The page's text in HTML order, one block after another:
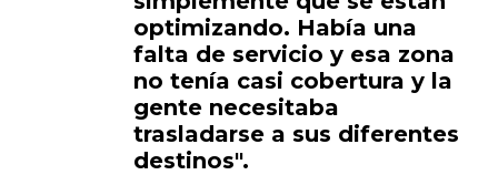
optimizando. Había una
falta de servicio y esa zona
no tenía casi cobertura y la
gente necesitaba
trasladarse a sus diferentes
destinos".